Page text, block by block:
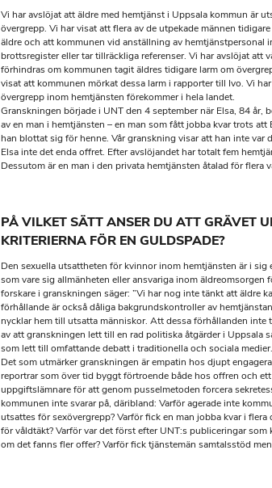
Vi har avslöjat att äldre med hemtjänst i Uppsala kommun är
övergrepp. Vi har visat att flera av de utpekade männen
äldre och att kommunen vid anställning av hemtjänstpersonal
brottsregister eller tar tillräckliga referenser. Vi har avslöjat att
förhindras om kommunen tagit äldres tidigare larm om
visat att kommunen mörkat dessa larm i rapporter till Ivo. Vi
övergrepp inom hemtjänsten förekommer i hela landet.
Granskningen började i UNT den 4 september när Elsa, 84 år,
av en man i hemtjänsten – en man som fått jobba kvar trots att
han blottat sig för henne. Vår granskning visar att han inte var
Elsa inte det enda offret. Efter avslöjandet har totalt fem
Dessutom är en man i den privata hemtjänsten åtalad för flera
PÅ VILKET SÄTT ANSER DU ATT GRÄVET
KRITERIERNA FÖR EN GULDSPADE?
Den sexuella utsattheten för kvinnor inom hemtjänsten är i
som vare sig allmänheten eller ansvariga inom äldreomsorgen
forskare i granskningen säger: ”Vi har nog inte tänkt att äldre
förhållande är också dåliga bakgrundskontroller av
nycklar hem till utsatta människor. Att dessa förhållanden inte
av att granskningen lett till en rad politiska åtgärder i Uppsala
som lett till omfattande debatt i traditionella och sociala medier.
Det som utmärker granskningen är empatin hos djupt
reportrar som över tid byggt förtroende både hos offren och
uppgiftslämnare för att genom pusselmetoden forcera
kommunen inte svarar på, däribland: Varför agerade inte
utsattes för sexövergrepp? Varför fick en man jobba kvar i flera
för våldtäkt? Varför var det först efter UNT:s publiceringar som
om det fanns fler offer? Varför fick tjänstemän samtalsstöd